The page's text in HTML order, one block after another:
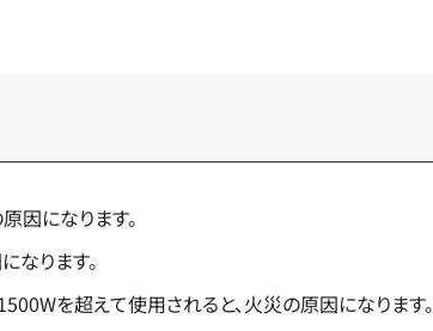
因になります。
なります。
を超えて使用されると、火災の原因になります。